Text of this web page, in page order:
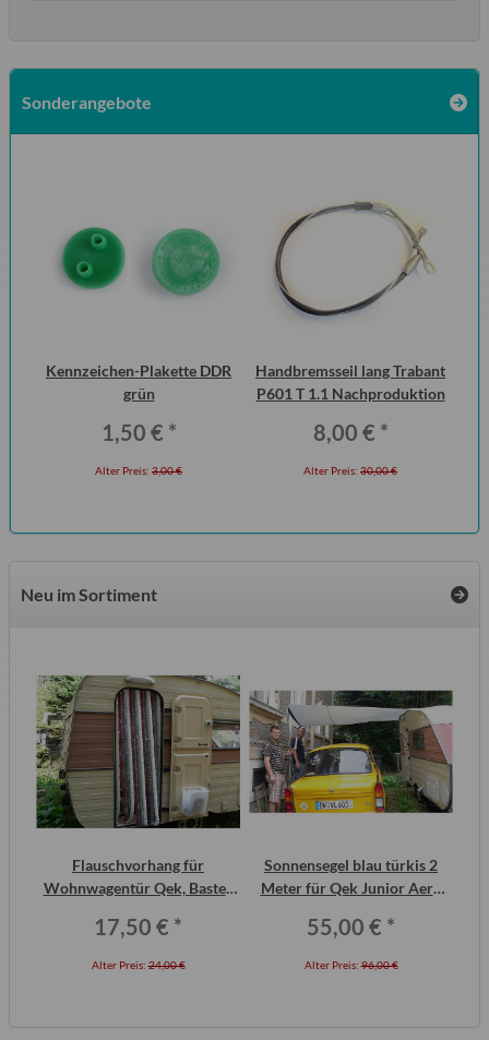
Sonderangebote
Kennzeichen-Plakette DDR
grün
1,50 € *
Alter Preis: 3,00 €
Handbremsseil lang Trabant
P601 T 1.1 Nachproduktion
8,00 € *
Alter Preis: 30,00 €
Neu im Sortiment
Flauschvorhang für
Wohnwagentür Qek, Bastei,
17,50 € *
Alter Preis:24,00 €
Sonnensegel blau türkis 2
Meter für Qek Junior Aero
55,00 € *
Alter Preis:96,00 €